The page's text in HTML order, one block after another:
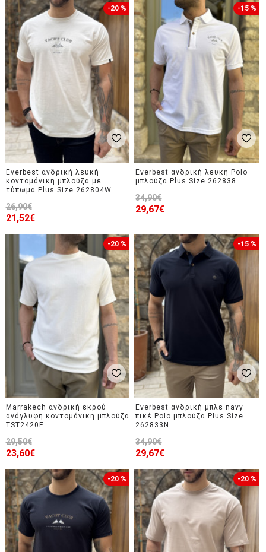
-20 %
Everbest ανδρική λευκή
κοντομάνικη μπλούζα με
τύπωμα Plus Size 262804W
21,52€
26,90€
-15 %
Everbest ανδρική λευκή Polo
μπλούζα Plus Size 262838
29,67€
34,90€
-20 %
Marrakech ανδρική εκρού
ανάγλυφη κοντομάνικη μπλούζα
TST2420E
23,60€
29,50€
-15 %
Everbest ανδρική μπλε navy
πικέ Polo μπλούζα Plus Size
262833N
29,67€
34,90€
-20 % -20 %